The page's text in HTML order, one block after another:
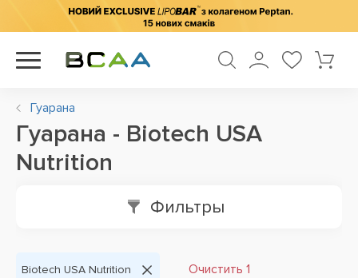
Гуарана
Гуарана - Biotech USA
Nutrition
Фильтры
Biotech USA Nutrition Очистить 1